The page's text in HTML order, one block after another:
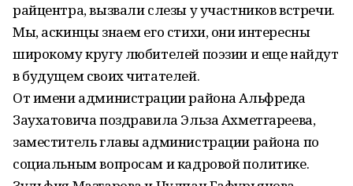
райцентра, вызвали слезы у участников встречи.
Мы, аскинцы знаем его стихи, они интересны
широкому кругу любителей поэзии и еще найдут
в будущем своих читателей.
От имени администрации района Альфреда
Заухатовича поздравила Эльза Ахметгареева,
заместитель главы администрации района по
социальным вопросам и кадровой политике.